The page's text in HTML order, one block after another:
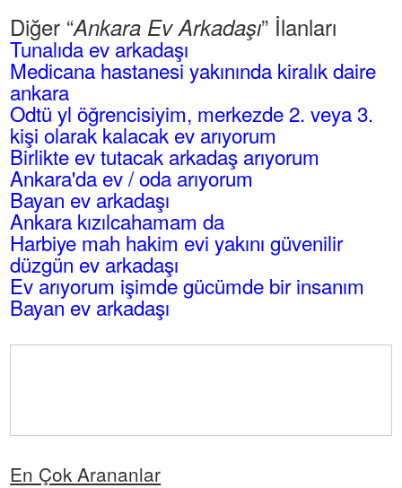
Diğer “Ankara Ev Arkadaşı” İlanları
Tunalıda ev arkadaşı
Medicana hastanesi yakınında kiralık daire
ankara
Odtü yl öğrencisiyim, merkezde 2. veya 3.
kişi olarak kalacak ev arıyorum
Birlikte ev tutacak arkadaş arıyorum
Ankara'da ev / oda arıyorum
Bayan ev arkadaşı
Ankara kızılcahamam da
Harbiye mah hakim evi yakını güvenilir
düzgün ev arkadaşı
Ev arıyorum işimde gücümde bir insanım
Bayan ev arkadaşı
En Çok Arananlar